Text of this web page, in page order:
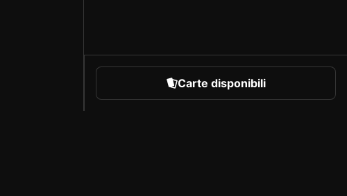
Carte disponibili